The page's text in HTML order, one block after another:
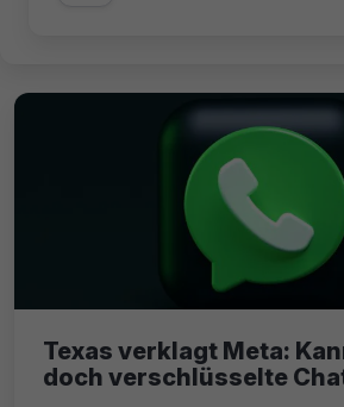
Texas verklagt Meta:
doch verschlüsselte